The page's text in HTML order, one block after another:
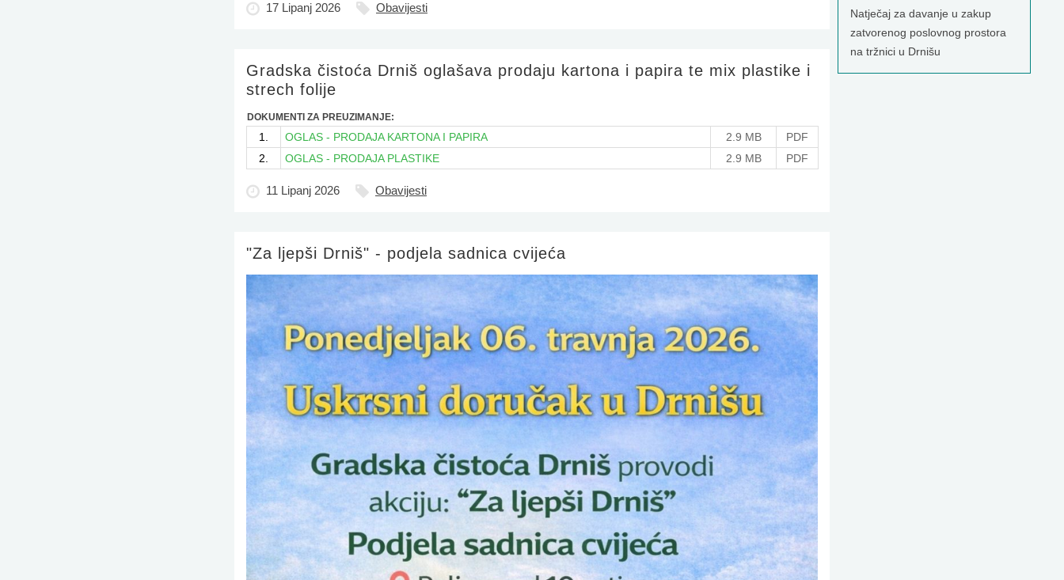
17 Lipanj 2026 Obavijesti
Gradska čistoća Drniš oglašava prodaju kartona i papira te mix plastike i
strech folije
DOKUMENTI ZA PREUZIMANJE:
1. OGLAS - PRODAJA KARTONA I PAPIRA 2.9 MB
PDF
2.
OGLAS - PRODAJA PLASTIKE 2.9 MB PDF
11 Lipanj 2026 Obavijesti
"Za ljepši Drniš" - podjela sadnica cvijeća
Natječaj za davanje u zakup
zatvorenog poslovnog prostora
na tržnici u Drnišu